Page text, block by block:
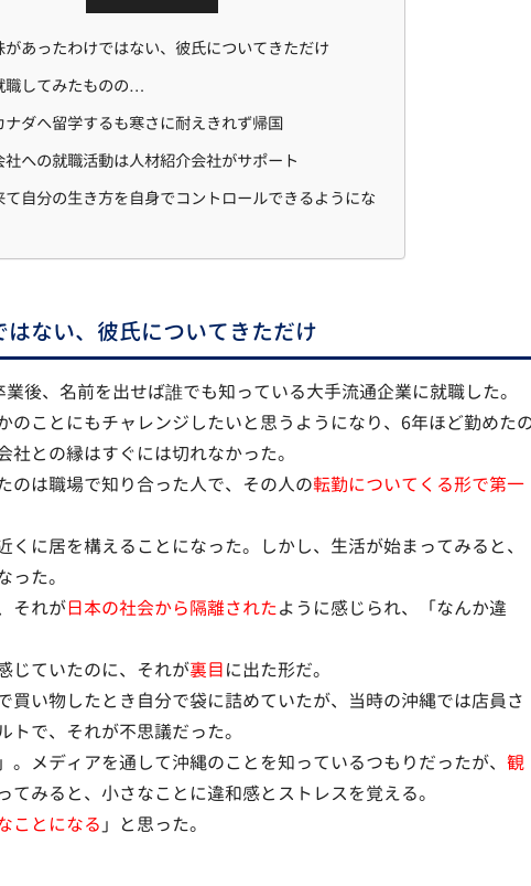
があったわけではない、彼氏についてきただけ
職してみたものの…
ナダへ留学するも寒さに耐えきれず帰国
社への就職活動は人材紹介会社がサポート
て自分の生き方を自身でコントロールできるようにな
ない、彼氏についてきただけ
後、名前を出せば誰でも知っている大手流通企業に就職した。
のことにもチャレンジしたいと思うようになり、6年ほど勤めた
との縁はすぐには切れなかった。
のは職場で知り合った人で、その人の転勤についてくる形で第一
くに居を構えることになった。しかし、生活が始まってみると、
った。
それが日本の社会から隔離されたように感じられ、「なんか違
じていたのに、それが裏目に出た形だ。
買い物したとき自分で袋に詰めていたが、当時の沖縄では店員さ
で、それが不思議だった。
。メディアを通して沖縄のことを知っているつもりだったが、 観
てみると、小さなことに違和感とストレスを覚える。
ことになる 」と思った。